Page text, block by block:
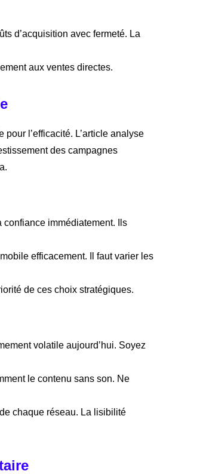
d’acquisition avec fermeté. La
aux ventes directes.
l’efficacité. L’article analyse
des campagnes
confiance immédiatement. Ils
efficacement. Il faut varier les
de ces choix stratégiques.
volatile aujourd’hui. Soyez
le contenu sans son. Ne
chaque réseau. La lisibilité